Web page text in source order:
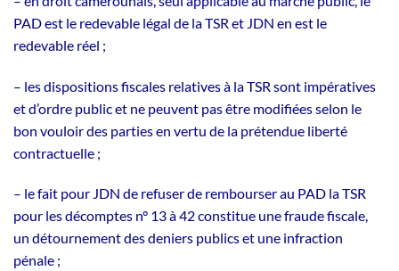
PAD est le redevable légal de la TSR et JDN en est le
redevable réel ;
– les dispositions fiscales relatives à la TSR sont impératives
et d’ordre public et ne peuvent pas être modifiées selon le
bon vouloir des parties en vertu de la prétendue liberté
contractuelle ;
– le fait pour JDN de refuser de rembourser au PAD la TSR
pour les décomptes n° 13 à 42 constitue une fraude fiscale,
un détournement des deniers publics et une infraction
pénale ;